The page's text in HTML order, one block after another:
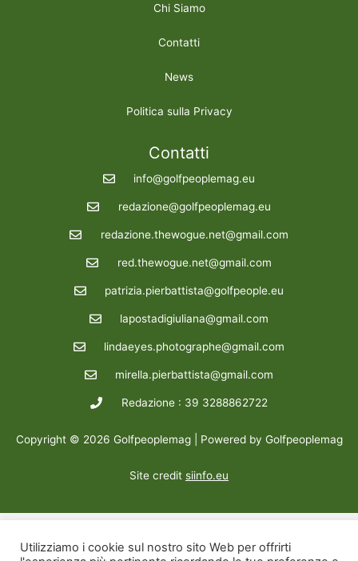
Chi Siamo
Contatti
News
Politica sulla Privacy
Contatti
info@golfpeoplemag.eu
redazione@golfpeoplemag.eu
redazione.thewogue.net@gmail.com
red.thewogue.net@gmail.com
patrizia.pierbattista@golfpeople.eu
lapostadigiuliana@gmail.com
lindaeyes.photographe@gmail.com
mirella.pierbattista@gmail.com
Redazione : 39 3288862722
Copyright © 2026 Golfpeoplemag | Powered by Golfpeoplemag
Site credit siinfo.eu
Utilizziamo i cookie sul nostro sito Web per offrirti